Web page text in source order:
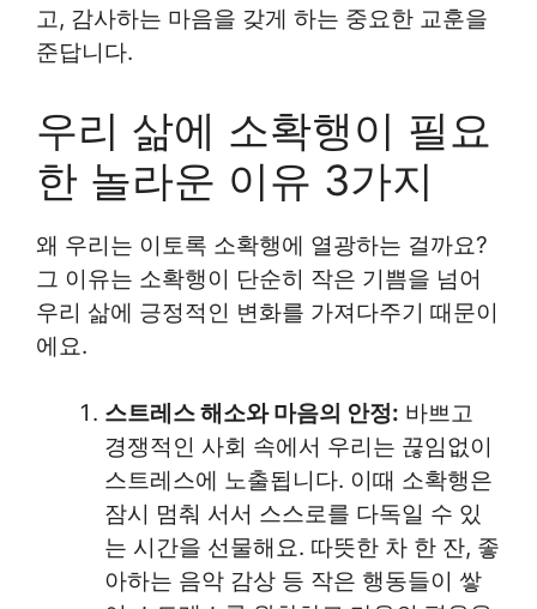
고, 감사하는 마음을 갖게 하는 중요한 교훈을
준답니다.
우리 삶에 소확행이 필요
한 놀라운 이유 3가지
왜 우리는 이토록 소확행에 열광하는 걸까요?
그 이유는 소확행이 단순히 작은 기쁨을 넘어
우리 삶에 긍정적인 변화를 가져다주기 때문이
에요.
스트레스 해소와 마음의 안정: 바쁘고
경쟁적인 사회 속에서 우리는 끊임없이
스트레스에 노출됩니다. 이때 소확행은
잠시 멈춰 서서 스스로를 다독일 수 있
는 시간을 선물해요. 따뜻한 차 한 잔, 좋
아하는 음악 감상 등 작은 행동들이 쌓